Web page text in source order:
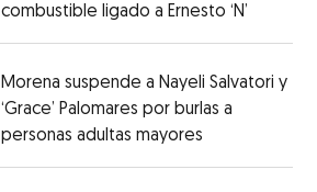
combustible ligado a Ernesto ‘N’
Morena suspende a Nayeli Salvatori y
‘Grace’ Palomares por burlas a
personas adultas mayores